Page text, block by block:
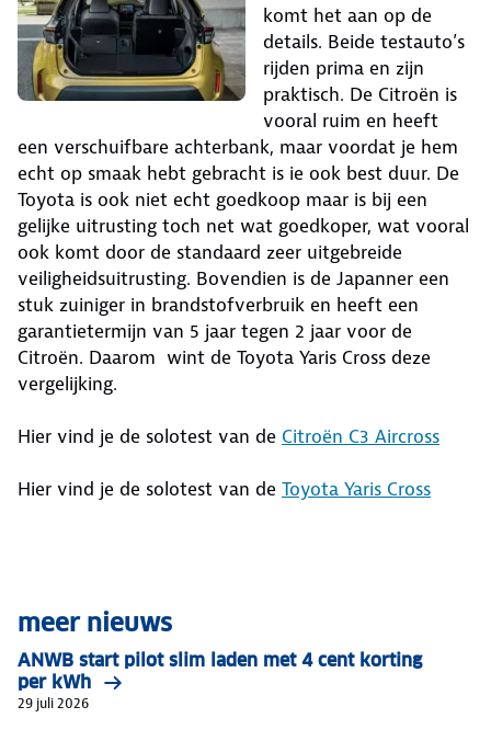
komt het aan op de
details. Beide testauto’s
rijden prima en zijn
praktisch. De Citroën is
vooral ruim en heeft
een verschuifbare achterbank, maar voordat je hem
echt op smaak hebt gebracht is ie ook best duur. De
Toyota is ook niet echt goedkoop maar is bij een
gelijke uitrusting toch net wat goedkoper, wat vooral
ook komt door de standaard zeer uitgebreide
veiligheidsuitrusting. Bovendien is de Japanner een
stuk zuiniger in brandstofverbruik en heeft een
garantietermijn van 5 jaar tegen 2 jaar voor de
Citroën. Daarom wint de Toyota Yaris Cross deze
vergelijking.
Hier vind je de solotest van de Citroën C3 Aircross
Hier vind je de solotest van de Toyota Yaris Cross
meer nieuws
ANWB start pilot slim laden met 4 cent korting
per kWh
29 juli 2026